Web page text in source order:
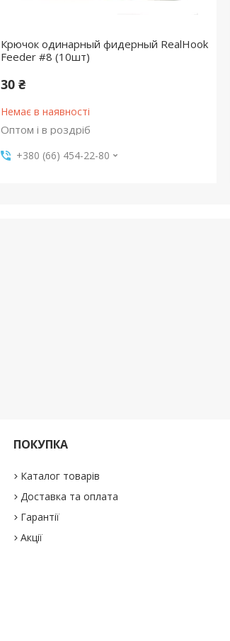
Крючок одинарный фидерный RealHook
Feeder #8 (10шт)
30 ₴
Немає в наявності
Оптом і в роздріб
+380 (66) 454-22-80
ПОКУПКА
Каталог товарів
Доставка та оплата
Гарантії
Акції